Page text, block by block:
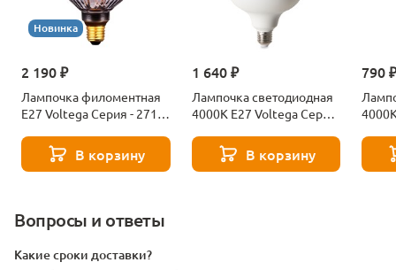
Новинка
2 190 ₽
Лампочка филоментная
Е27 Voltega Серия - 271
В корзину
1 640 ₽
Лампочка светодиодная
4000К Е27 Voltega Серия
В корзину
790
Вопросы и ответы
Какие сроки доставки?